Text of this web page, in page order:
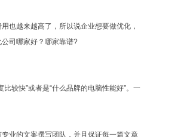
也越来越高了，所以说企业想要做优化，
司哪家好？哪家靠谱?
较快”或者是“什么品牌的电脑性能好”。一
业的文案撰写团队，并且保证每一篇文章